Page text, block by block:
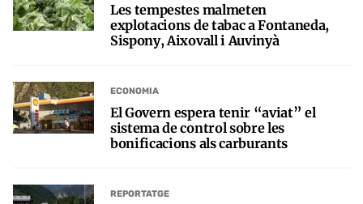
Les tempestes malmeten
explotacions de tabac a Fontaneda,
Sispony, Aixovall i Auvinyà
ECONOMIA
El Govern espera tenir “aviat” el
sistema de control sobre les
bonificacions als carburants
REPORTATGE